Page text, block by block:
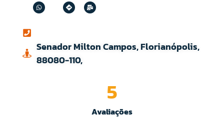
Senador Milton Campos, Florianópolis,
88080-110,
Avaliações
5